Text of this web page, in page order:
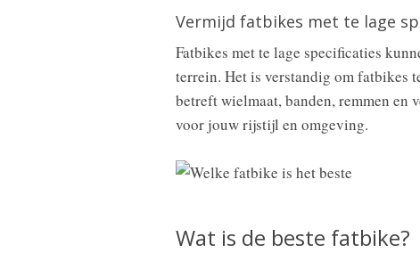
Vermijd fatbikes met te lage
Fatbikes met te lage specificaties
terrein. Het is verstandig om fatbikes
betreft wielmaat, banden, remmen
voor jouw rijstijl en omgeving.
Wat is de beste fatbike?